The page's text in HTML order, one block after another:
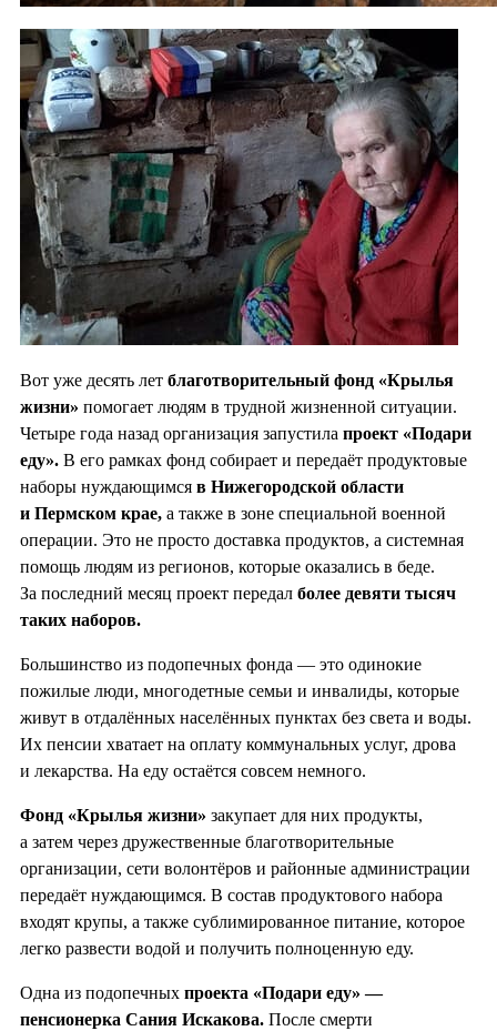
Вот уже десять лет благотворительный фонд «Крылья
жизни» помогает людям в трудной жизненной ситуации.
Четыре года назад организация запустила проект «Подари
еду». В его рамках фонд собирает и передаёт продуктовые
наборы нуждающимся в Нижегородской области
и Пермском крае, а также в зоне специальной военной
операции. Это не просто доставка продуктов, а системная
помощь людям из регионов, которые оказались в беде.
За последний месяц проект передал более девяти тысяч
таких наборов.
Большинство из подопечных фонда — это одинокие
пожилые люди, многодетные семьи и инвалиды, которые
живут в отдалённых населённых пунктах без света и воды.
Их пенсии хватает на оплату коммунальных услуг, дрова
и лекарства. На еду остаётся совсем немного.
Фонд «Крылья жизни» закупает для них продукты,
а затем через дружественные благотворительные
организации, сети волонтёров и районные администрации
передаёт нуждающимся. В состав продуктового набора
входят крупы, а также сублимированное питание, которое
легко развести водой и получить полноценную еду.
Одна из подопечных проекта «Подари еду» —
пенсионерка Сания Искакова. После смерти